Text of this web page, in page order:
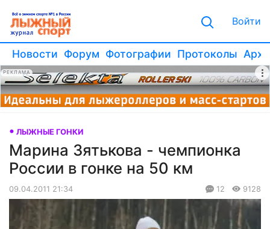
Войти
Новости Форум Фотографии Протоколы
РЕКЛАМА
ЛЫЖНЫЕ ГОНКИ
Марина Зятькова - чемпионка
России в гонке на 50 км
09.04.2011 21:34 12 9128